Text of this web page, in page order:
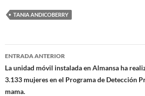
e
b
o
o
k
at
s
A
p
p
TANIA ANDICOBERRY
Navegación
de
entradas
ENTRADA ANTERIOR
La unidad móvil instalada en Almansa ha
3.133 mujeres en el Programa de Detección
mama.